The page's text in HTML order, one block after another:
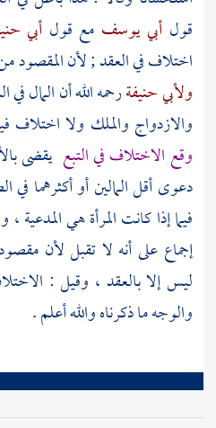
قول أبي يوسف مع قول أبي
اختلاف في العقد ; لأن المقصود
ولأبي حنيفةرحمه الله أن المال
والازدواج والملك ولا اختلاف
وقع الاختلاف في التبع يقضى
دعوى أقل المالين أو أكثرهما
فيما إذا كانت المرأة هي المدعية
إجماع على أنه لا تقبل لأن
ليس إلا بالعقد ، وقيل :
والوجه ما ذكرناه والله أعلم .